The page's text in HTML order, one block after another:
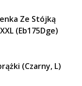
Ze Stójką
(Eb175Dge)
(Czarny, L)